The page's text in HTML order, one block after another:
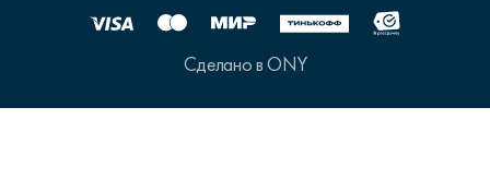
Сделано в ONY